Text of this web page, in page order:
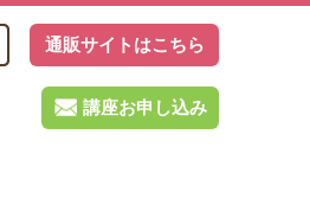
通販サイトはこちら
講座お申し込み